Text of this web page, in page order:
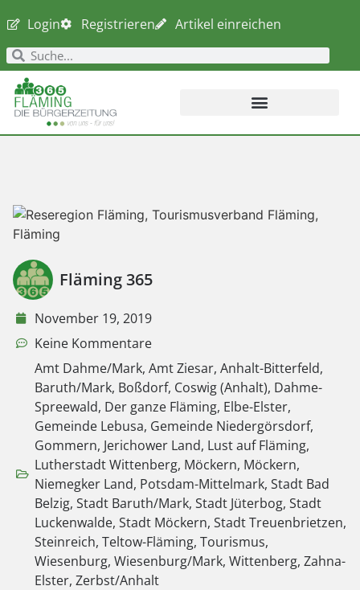
Login Registrieren Artikel einreichen
Fläming 365
November 19, 2019
Keine Kommentare
Amt Dahme/Mark, Amt Ziesar, Anhalt-Bitterfeld,
Baruth/Mark, Boßdorf, Coswig (Anhalt), Dahme-
Spreewald, Der ganze Fläming, Elbe-Elster,
Gemeinde Lebusa, Gemeinde Niedergörsdorf,
Gommern, Jerichower Land, Lust auf Fläming,
Lutherstadt Wittenberg, Möckern, Möckern,
Niemegker Land, Potsdam-Mittelmark, Stadt Bad
Belzig, Stadt Baruth/Mark, Stadt Jüterbog, Stadt
Luckenwalde, Stadt Möckern, Stadt Treuenbrietzen,
Steinreich, Teltow-Fläming, Tourismus,
Wiesenburg, Wiesenburg/Mark, Wittenberg, Zahna-
Elster, Zerbst/Anhalt